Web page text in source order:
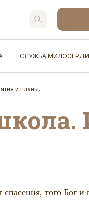
СЛУЖБА
и планы.
того Бог и